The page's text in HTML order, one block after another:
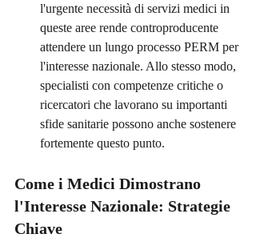
l'urgente necessità di servizi medici in
queste aree rende controproducente
attendere un lungo processo PERM per
l'interesse nazionale. Allo stesso modo,
specialisti con competenze critiche o
ricercatori che lavorano su importanti
sfide sanitarie possono anche sostenere
fortemente questo punto.
Come i Medici Dimostrano
l'Interesse Nazionale: Strategie
Chiave